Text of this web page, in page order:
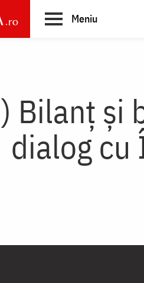
Meniu
Bilanț și
dialog cu